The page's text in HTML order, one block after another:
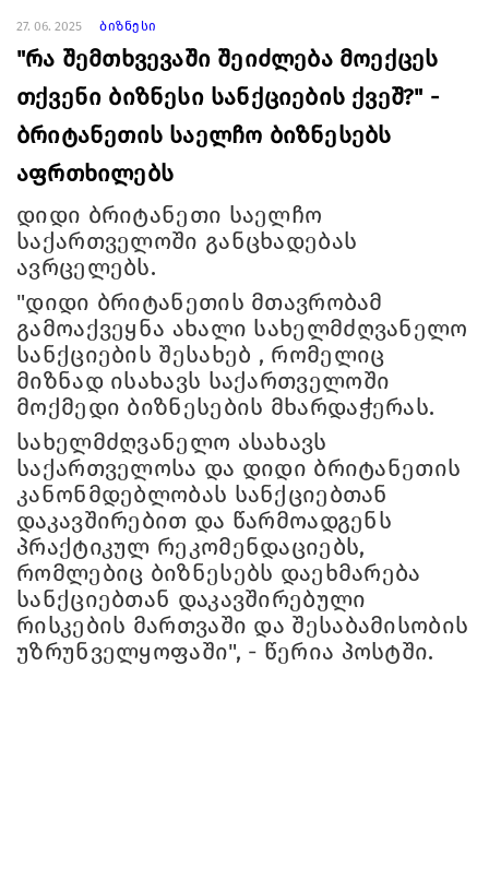
27. 06. 2025 ბიზნესი
"რა შემთხვევაში შეიძლება მოექცეს
თქვენი ბიზნესი სანქციების ქვეშ?" -
ბრიტანეთის საელჩო ბიზნესებს
აფრთხილებს
დიდი ბრიტანეთი საელჩო
საქართველოში განცხადებას
ავრცელებს.
"დიდი ბრიტანეთის მთავრობამ
გამოაქვეყნა ახალი სახელმძღვანელო
სანქციების შესახებ , რომელიც
მიზნად ისახავს საქართველოში
მოქმედი ბიზნესების მხარდაჭერას.
სახელმძღვანელო ასახავს
საქართველოსა და დიდი ბრიტანეთის
კანონმდებლობას სანქციებთან
დაკავშირებით და წარმოადგენს
პრაქტიკულ რეკომენდაციებს,
რომლებიც ბიზნესებს დაეხმარება
სანქციებთან დაკავშირებული
რისკების მართვაში და შესაბამისობის
უზრუნველყოფაში", - წერია პოსტში.